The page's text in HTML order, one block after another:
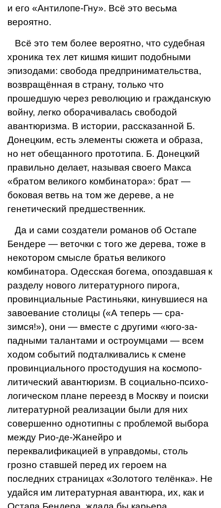
и его «Антилопе-Гну». Всё это весьма
вероятно.
Всё это тем более вероятно, что судеб­ная
хроника тех лет кишмя кишит подоб­ными
эпизодами: свобода предпринимательства,
возвращённая в страну, только что
прошедшую через революцию и граждан­скую
войну, легко оборачивалась свобо­дой
авантюризма. В истории, рассказан­ной Б.
Донецким, есть элементы сюжета и образа,
но нет обещанного прототипа. Б. Донецкий
правильно делает, называя сво­его Макса
«братом великого комбинато­ра»: брат —
боковая ветвь на том же дере­ве, а не
генетический предшественник.
Да и сами создатели романов об Оста­пе
Бендере — веточки с того же дерева, тоже в
некотором смысле братья великого
комбинатора. Одесская богема, опоздав­шая к
разделу нового литературного пиро­га,
провинциальные Растиньяки, кинувшие­ся на
завоевание столицы («А теперь — сра­
зимся!»), они — вместе с другими «юго-за­
падными талантами и остроумцами — всем
ходом событий подталкивались к смене
провинциального простодушия на космопо­
литический авантюризм. В социально-психо­
логическом плане переезд в Москву и по­иски
литературной реализации были для них
совершенно однотипны с проблемой выбо­ра
между Рио-де-Жанейро и
переквалификацией в управдомы, столь
грозно ставшей перед их героем на
последних страницах «Золотого телёнка». Не
удайся им литера­турная авантюра, их, как и